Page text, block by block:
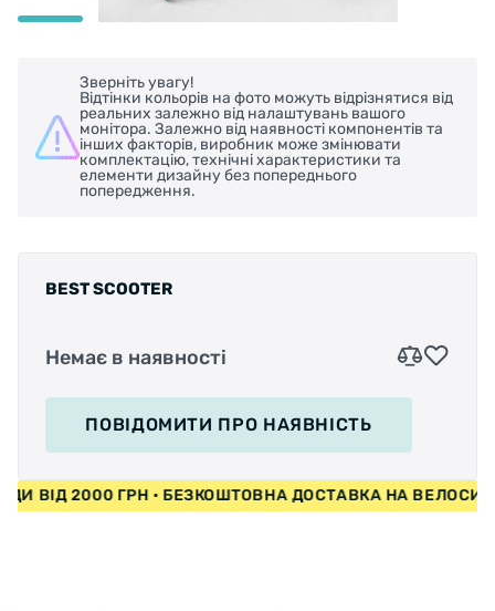
Зверніть увагу!
Відтінки кольорів на фото можуть відрізнятися від
реальних залежно від налаштувань вашого
монітора. Залежно від наявності компонентів та
інших факторів, виробник може змінювати
комплектацію, технічні характеристики та
елементи дизайну без попереднього
попередження.
BEST SCOOTER
Немає в наявності
ПОВІДОМИТИ ПРО НАЯВНІСТЬ
ВІД 2000 ГРН • БЕЗКОШТОВНА ДОСТАВКА НА